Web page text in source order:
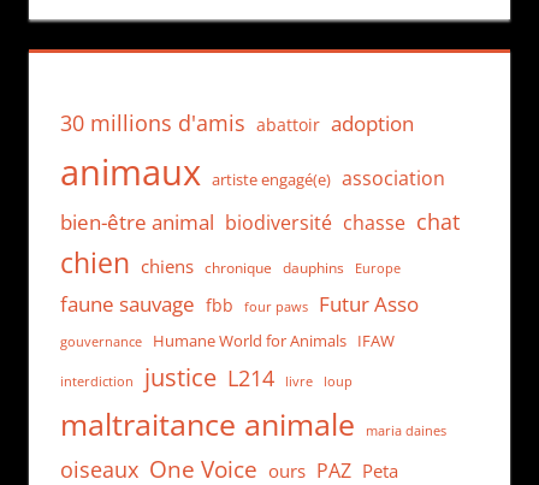
30 millions d'amis abattoir adoption
animaux artiste engagé(e) association
bien-être animal biodiversité chasse chat
chien chiens chronique dauphins Europe
faune sauvage fbb four paws Futur Asso
gouvernance Humane World for Animals IFAW
interdiction justice L214 livre loup
maltraitance animale maria daines
oiseaux One Voice ours PAZ Peta